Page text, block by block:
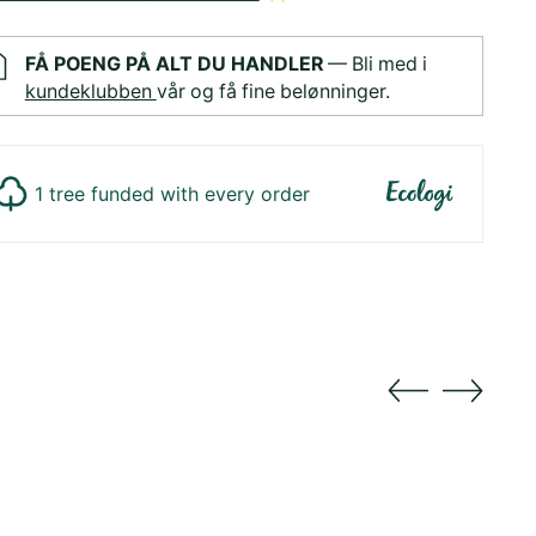
FÅ POENG PÅ ALT DU HANDLER— Bli med i
kundeklubben vår og få fine belønninger.
1 tree funded with every order